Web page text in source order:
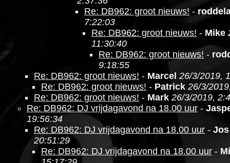
Re: DB962: groot nieuws! -
7:22:03
Re: DB962: groot nieuws! - Mike
11:30:40
Re: DB962: groot nieuws! -
9:18:55
Re: DB962: groot nieuws! - Marcel 26/3/2019,
Re: DB962: groot nieuws! - Patrick 26/3/
Re: DB962: groot nieuws! - Mark 26/3/2019,
Re: DB962: DJ vrijdagavond na 18.00 uur -
19:56:34
Re: DB962: DJ vrijdagavond na 18.00 uur - Jos
20:51:29
Re: DB962: DJ vrijdagavond na 18.00 uur -